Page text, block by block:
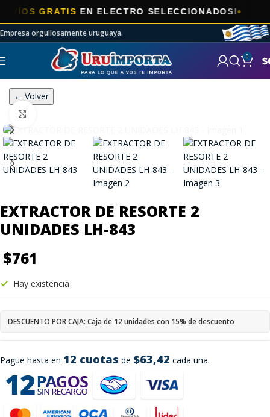
GRATISEN ELECTRO SELECCIONADOS!
Empresa orgullosamente uruguaya.
0 $
← Volver
EXTRACTOR DE RESORTE 2
UNIDADES LH-843
$761
Pague hasta en 12 cuotas de $63,42 cada una.
Hay existencia
DESCUENTO POR CAJA: Caja de 12 unidades con 15% de descuento